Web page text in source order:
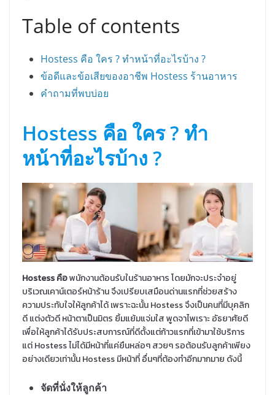
Table of contents
Hostess คือ ใคร ? ทำหน้าที่อะไรบ้าง ?
ข้อดีและข้อเสียของอาชีพ Hostess ร้านอาหาร
คําถามที่พบบ่อย
Hostess คือ ใคร ? ทำ
หน้าที่อะไรบ้าง ?
Hostess คือพนักงานต้อนรับในร้านอาหาร โดยมักจะประจำอยู่
บริเวณเคาน์เตอร์หน้าร้าน จึงเปรียบเสมือนด่านแรกที่ช่วยสร้าง
ความประทับใจให้ลูกค้าได้ เพราะฉะนั้น Hostess จึงเป็นคนที่มีบุคลิก
ดี แต่งตัวดี หน้าตาเป็นมิตร ยิ้มแย้มแจ่มใส พูดจาไพเราะ อัธยาศัยดี
เพื่อให้ลูกค้าได้รับประสบการณ์ที่ดีตั้งแต่ก้าวแรกที่เข้ามาใช้บริการ
แต่ Hostess ไม่ได้มีหน้าที่แค่ยืนหล่อๆ สวยๆ รอต้อนรับลูกค้าเพียง
อย่างเดียวเท่านั้น Hostess มีหน้าที่ อื่นๆที่ต้องทำอีกมากมาย ดังนี้
จัดที่นั่งให้ลูกค้า